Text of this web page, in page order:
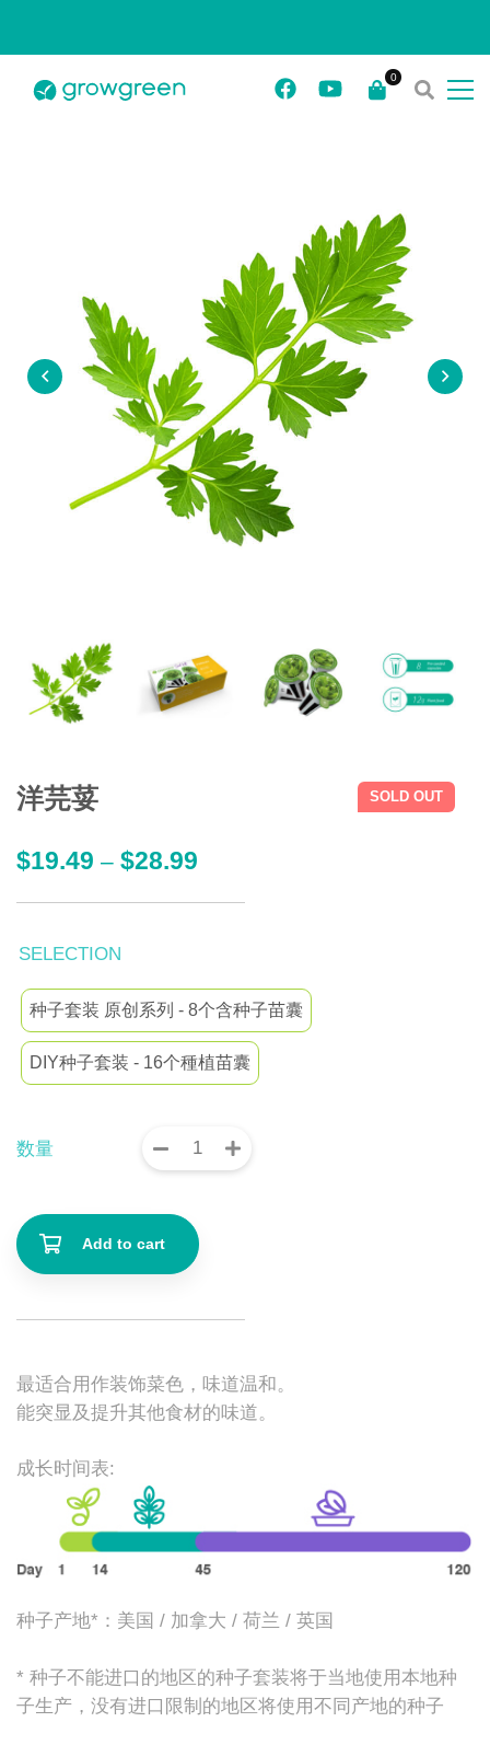
SOLD OUT
洋芫荽
$19.49 – $28.99
最适合用作装饰菜色，味道温和。
能突显及提升其他食材的味道。
成长时间表:
种子产地*：美国 / 加拿大 / 荷兰 / 英国
* 种子不能进口的地区的种子套装将于当地使用本地种
子生产，没有进口限制的地区将使用不同产地的种子
SELECTION
种子套装 原创系列 - 8个含种子苗囊
DIY种子套装 - 16个種植苗囊
数量
Add to cart